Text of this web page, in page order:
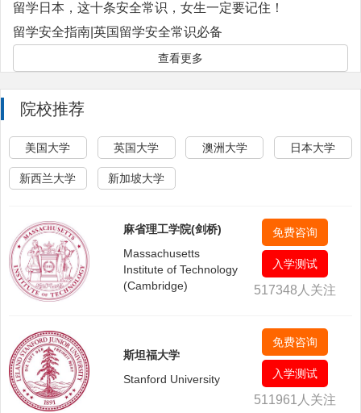
留学日本，这十条安全常识，女生一定要记住！
留学安全指南|英国留学安全常识必备
查看更多
院校推荐
美国大学 英国大学 澳洲大学 日本大学
新西兰大学 新加坡大学
麻省理工学院(剑桥)
Massachusetts
Institute of Technology
(Cambridge)
免费咨询
入学测试
517348人关注
斯坦福大学
Stanford University
免费咨询
入学测试
511961人关注